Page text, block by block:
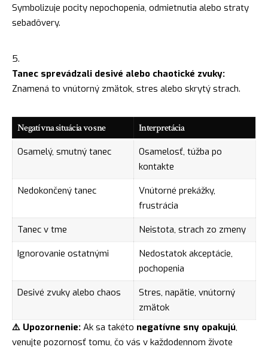
Symbolizuje pocity nepochopenia, odmietnutia alebo straty
sebadôvery.
Tanec sprevádzali desivé alebo chaotické zvuky:
Znamená to vnútorný zmätok, stres alebo skrytý strach.
Negatívna situácia vo sne Interpretácia
Osamelý, smutný tanec
Osamelosť, túžba po
kontakte
Nedokončený tanec
Vnútorné prekážky,
frustrácia
Tanec v tme
Neistota, strach zo zmeny
Ignorovanie ostatnými
Nedostatok akceptácie,
pochopenia
Desivé zvuky alebo chaos
Stres, napätie, vnútorný
zmätok
⚠️ Upozornenie: Ak sa takéto negatívne sny opakujú,
venujte pozornosť tomu, čo vás v každodennom živote